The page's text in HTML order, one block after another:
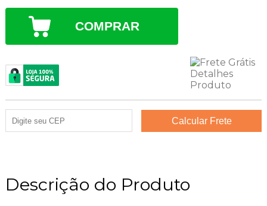
COMPRAR
Descrição do Produto